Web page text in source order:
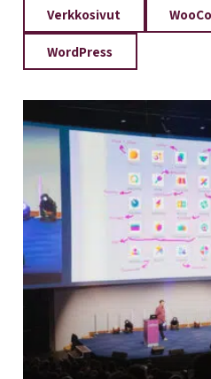
Verkkosivut
WordPress